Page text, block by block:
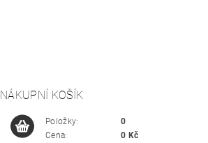
NÁKUPNÍ KOŠÍK
Položky:
Cena:
0
0 Kč